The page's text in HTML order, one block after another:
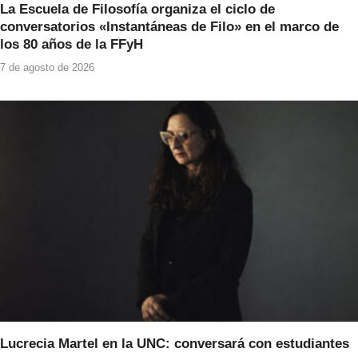
La Escuela de Filosofía organiza el ciclo de
conversatorios «Instantáneas de Filo» en el marco de
los 80 años de la FFyH
7 de agosto de 2026
Lucrecia Martel en la UNC: conversará con estudiantes